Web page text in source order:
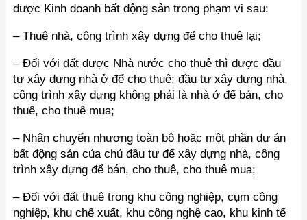
được Kinh doanh bất động sản trong phạm vi sau:
– Thuê nhà, công trình xây dựng để cho thuê lại;
– Đối với đất được Nhà nước cho thuê thì được đầu
tư xây dựng nhà ở để cho thuê; đầu tư xây dựng nhà,
công trình xây dựng không phải là nhà ở để bán, cho
thuê, cho thuê mua;
– Nhận chuyển nhượng toàn bộ hoặc một phần dự án
bất động sản của chủ đầu tư để xây dựng nhà, công
trình xây dựng để bán, cho thuê, cho thuê mua;
– Đối với đất thuê trong khu công nghiệp, cụm công
nghiệp, khu chế xuất, khu công nghệ cao, khu kinh tế